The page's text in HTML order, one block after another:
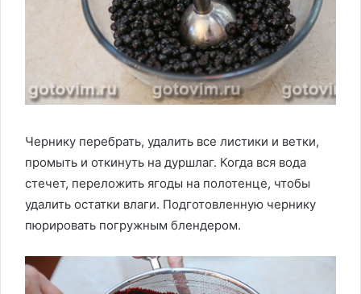
Чернику перебрать, удалить все листики и ветки,
промыть и откинуть на дуршлаг. Когда вся вода
стечет, переложить ягоды на полотенце, чтобы
удалить остатки влаги. Подготовленную чернику
пюрировать погружным блендером.